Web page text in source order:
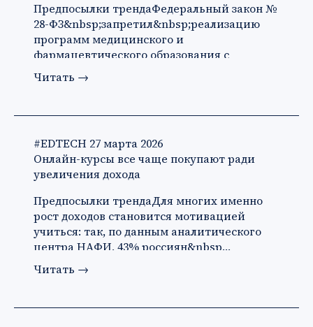
Предпосылки трендаФедеральный закон №
28-ФЗ&nbsp;запретил&nbsp;реализацию
программ медицинского и
фармацевтического образования с
применени…
Читать →
#EDTECH 27 марта 2026
Онлайн-курсы все чаще покупают ради
увеличения дохода
Предпосылки трендаДля многих именно
рост доходов становится мотивацией
учиться: так, по данным аналитического
центра НАФИ, 43% россиян&nbsp…
Читать →